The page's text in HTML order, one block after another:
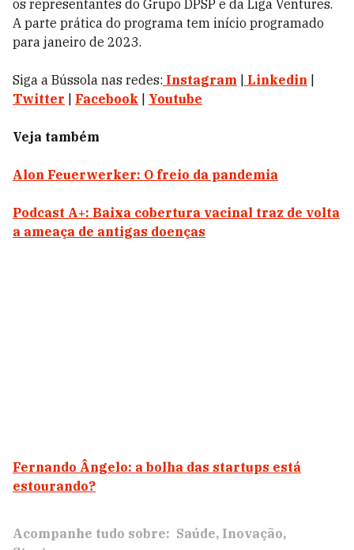
os representantes do Grupo DPSP e da Liga Ventures.
A parte prática do programa tem início programado
para janeiro de 2023.
Siga a Bússola nas redes: Instagram Linkedin
Twitter
Facebook Youtube
Veja também
Alon Feuerwerker: O freio da pandemia
Podcast A+: Baixa cobertura vacinal traz de volta
a ameaça de antigas doenças
Fernando Ângelo: a bolha das startups está
estourando?
Acompanhe tudo sobre: Saúde Inovação